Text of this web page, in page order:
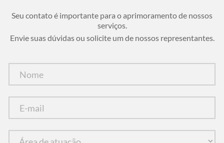
Seu contato é importante para o aprimoramento de nossos
serviços.
Envie suas dúvidas ou solicite um de nossos representantes.